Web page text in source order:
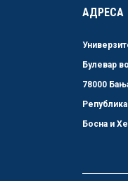
АДРЕСА
Булевар
78000
Босна и